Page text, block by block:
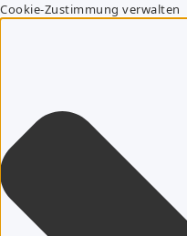
Cookie-Zustimmung verwalten